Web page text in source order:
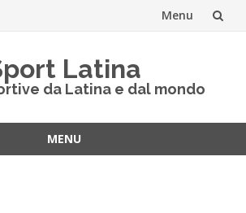
Menu
Latina
da Latina e dal mondo
MENU